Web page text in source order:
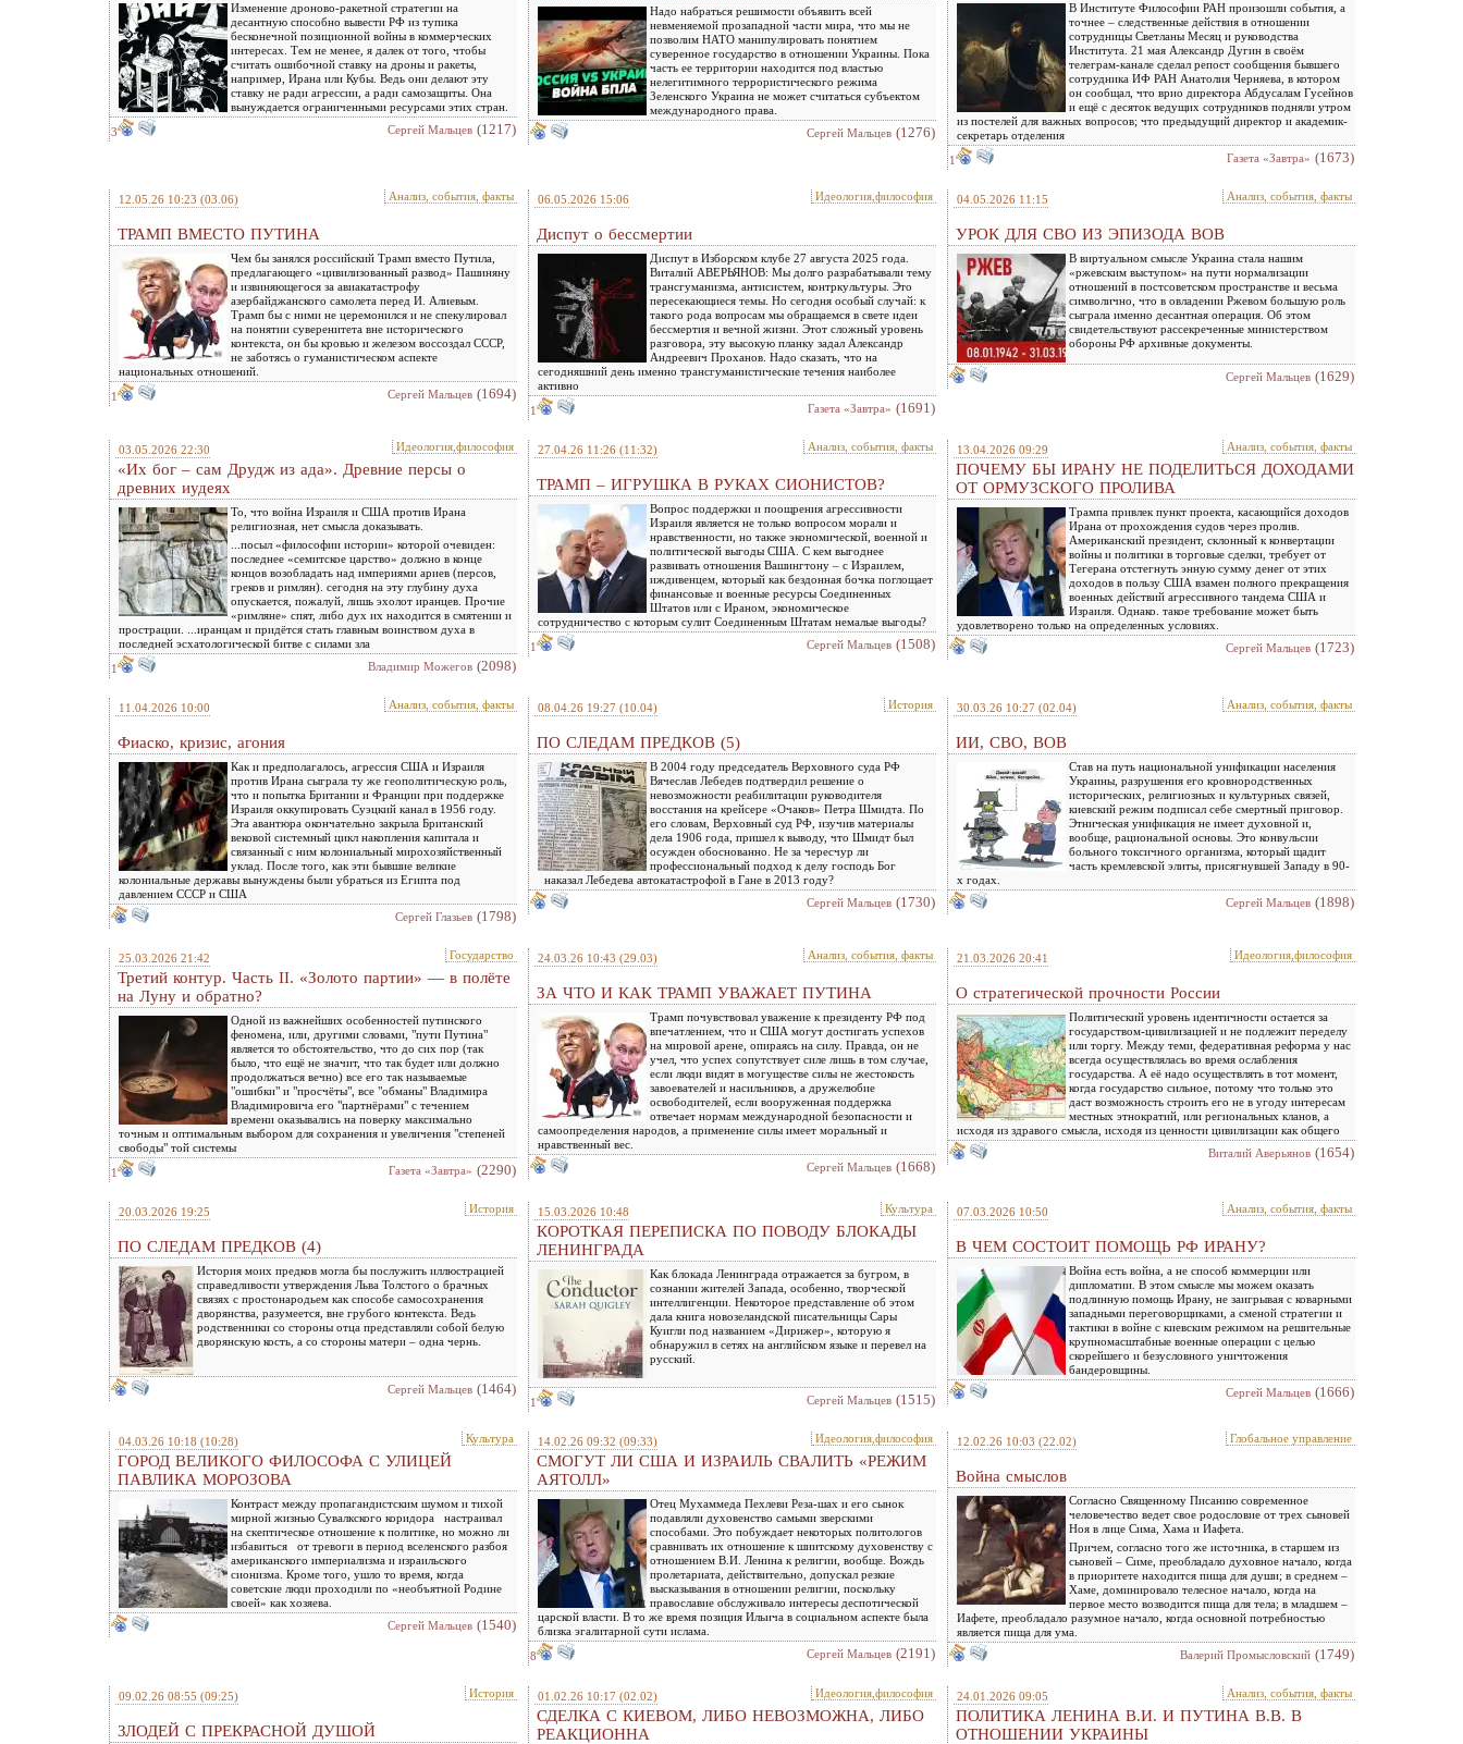
Изменение дроново-ракетной стратегии на
десантную способно вывести РФ из тупика
бесконечной позиционной войны в коммерческих
интересах. Тем не менее, я далек от того, чтобы
считать ошибочной ставку на дроны и ракеты,
например, Ирана или Кубы. Ведь они делают эту
ставку не ради агрессии, а ради самозащиты. Она
вынуждается ограниченными ресурсами этих стран.
3
Сергей Мальцев (1217)
Надо набраться решимости объявить всей
невменяемой прозападной части мира, что мы не
позволим НАТО манипулировать понятием
суверенное государство в отношении Украины. Пока
часть ее территории находится под властью
нелегитимного террористического режима
Зеленского Украина не может считаться субъектом
международного права.
Сергей Мальцев (1276)
В Институте Философии РАН произошли события, а
точнее – следственные действия в отношении
сотрудницы Светланы Месяц и руководства
Института. 21 мая Александр Дугин в своём
телеграм-канале сделал репост сообщения бывшего
сотрудника ИФ РАН Анатолия Черняева, в котором
он сообщал, что врио директора Абдусалам Гусейнов
и ещё с десяток ведущих сотрудников подняли утром
из постелей для важных вопросов; что предыдущий директор и академик-
секретарь отделения
1
Газета «Завтра» (1673)
12.05.26 10:23 (03.06) Анализ, события, факты
ТРАМП ВМЕСТО ПУТИНА
Чем бы занялся российский Трамп вместо Путила,
предлагающего «цивилизованный развод» Пашиняну
и извиняющегося за авиакатастрофу
азербайджанского самолета перед И. Алиевым.
Трамп бы с ними не церемонился и не спекулировал
на понятии суверенитета вне исторического
контекста, он бы кровью и железом воссоздал СССР,
не заботясь о гуманистическом аспекте
национальных отношений.
1
Сергей Мальцев (1694)
06.05.2026 15:06 Идеология,философия
Диспут о бессмертии
Диспут в Изборском клубе 27 августа 2025 года.
Виталий АВЕРЬЯНОВ: Мы долго разрабатывали тему
трансгуманизма, антисистем, контркультуры. Это
пересекающиеся темы. Но сегодня особый случай: к
такого рода вопросам мы обращаемся в свете идеи
бессмертия и вечной жизни. Этот сложный уровень
разговора, эту высокую планку задал Александр
Андреевич Проханов. Надо сказать, что на
сегодняшний день именно трансгуманистические течения наиболее
активно
1
Газета «Завтра» (1691)
04.05.2026 11:15 Анализ, события, факты
УРОК ДЛЯ СВО ИЗ ЭПИЗОДА ВОВ
В виртуальном смысле Украина стала нашим
«ржевским выступом» на пути нормализации
отношений в постсоветском пространстве и весьма
символично, что в овладении Ржевом большую роль
сыграла именно десантная операция. Об этом
свидетельствуют рассекреченные министерством
обороны РФ архивные документы.
Сергей Мальцев (1629)
03.05.2026 22:30 Идеология,философия
«Их бог – сам Друдж из ада». Древние персы о
древних иудеях
То, что война Израиля и США против Ирана
религиозная, нет смысла доказывать.
...посыл «философии истории» которой очевиден:
последнее «семитское царство» должно в конце
концов возобладать над империями ариев (персов,
греков и римлян). сегодня на эту глубину духа
опускается, пожалуй, лишь эхолот иранцев. Прочие
«римляне» спят, либо дух их находится в смятении и
прострации. ...иранцам и придётся стать главным воинством духа в
последней эсхатологической битве с силами зла
1
Владимир Можегов (2098)
27.04.26 11:26 (11:32) Анализ, события, факты
ТРАМП – ИГРУШКА В РУКАХ СИОНИСТОВ?
Вопрос поддержки и поощрения агрессивности
Израиля является не только вопросом морали и
нравственности, но также экономической, военной и
политической выгоды США. С кем выгоднее
развивать отношения Вашингтону – с Израилем,
иждивенцем, который как бездонная бочка поглощает
финансовые и военные ресурсы Соединенных
Штатов или с Ираном, экономическое
сотрудничество с которым сулит Соединенным Штатам немалые выгоды?
1
Сергей Мальцев (1508)
13.04.2026 09:29 Анализ, события, факты
ПОЧЕМУ БЫ ИРАНУ НЕ ПОДЕЛИТЬСЯ ДОХОДАМИ
ОТ ОРМУЗСКОГО ПРОЛИВА
Трампа привлек пункт проекта, касающийся доходов
Ирана от прохождения судов через пролив.
Американский президент, склонный к конвертации
войны и политики в торговые сделки, требует от
Тегерана отстегнуть энную сумму денег от этих
доходов в пользу США взамен полного прекращения
военных действий агрессивного тандема США и
Израиля. Однако. такое требование может быть
удовлетворено только на определенных условиях.
Сергей Мальцев (1723)
11.04.2026 10:00 Анализ, события, факты
Фиаско, кризис, агония
Как и предполагалось, агрессия США и Израиля
против Ирана сыграла ту же геополитическую роль,
что и попытка Британии и Франции при поддержке
Израиля оккупировать Суэцкий канал в 1956 году.
Эта авантюра окончательно закрыла Британский
вековой системный цикл накопления капитала и
связанный с ним колониальный мирохозяйственный
уклад. После того, как эти бывшие великие
колониальные державы вынуждены были убраться из Египта под
давлением СССР и США
Сергей Глазьев (1798)
08.04.26 19:27 (10.04) История
ПО СЛЕДАМ ПРЕДКОВ (5)
В 2004 году председатель Верховного суда РФ
Вячеслав Лебедев подтвердил решение о
невозможности реабилитации руководителя
восстания на крейсере «Очаков» Петра Шмидта. По
его словам, Верховный суд РФ, изучив материалы
дела 1906 года, пришел к выводу, что Шмидт был
осужден обоснованно. Не за чересчур ли
профессиональный подход к делу господь Бог
наказал Лебедева автокатастрофой в Гане в 2013 году?
Сергей Мальцев (1730)
30.03.26 10:27 (02.04) Анализ, события, факты
ИИ, СВО, ВОВ
Став на путь национальной унификации населения
Украины, разрушения его кровнородственных
исторических, религиозных и культурных связей,
киевский режим подписал себе смертный приговор.
Этническая унификация не имеет духовной и,
вообще, рациональной основы. Это конвульсии
больного токсичного организма, который щадит
часть кремлевской элиты, присягнувшей Западу в 90-
х годах.
Сергей Мальцев (1898)
25.03.2026 21:42 Государство
Третий контур. Часть II. «Золото партии» — в полёте
на Луну и обратно?
Одной из важнейших особенностей путинского
феномена, или, другими словами, "пути Путина"
является то обстоятельство, что до сих пор (так
было, что ещё не значит, что так будет или должно
продолжаться вечно) все его так называемые
"ошибки" и "просчёты", все "обманы" Владимира
Владимировича его "партнёрами" с течением
времени оказывались на поверку максимально
точным и оптимальным выбором для сохранения и увеличения "степеней
свободы" той системы
1
Газета «Завтра» (2290)
24.03.26 10:43 (29.03) Анализ, события, факты
ЗА ЧТО И КАК ТРАМП УВАЖАЕТ ПУТИНА
Трамп почувствовал уважение к президенту РФ под
впечатлением, что и США могут достигать успехов
на мировой арене, опираясь на силу. Правда, он не
учел, что успех сопутствует силе лишь в том случае,
если люди видят в могуществе силы не жестокость
завоевателей и насильников, а дружелюбие
освободителей, если вооруженная поддержка
отвечает нормам международной безопасности и
самоопределения народов, а применение силы имеет моральный и
нравственный вес.
Сергей Мальцев (1668)
21.03.2026 20:41 Идеология,философия
О стратегической прочности России
Политический уровень идентичности остается за
государством-цивилизацией и не подлежит переделу
или торгу. Между теми, федеративная реформа у нас
всегда осуществлялась во время ослабления
государства. А её надо осуществлять в тот момент,
когда государство сильное, потому что только это
даст возможность строить его не в угоду интересам
местных этнократий, или региональных кланов, а
исходя из здравого смысла, исходя из ценности цивилизации как общего
Виталий Аверьянов (1654)
20.03.2026 19:25 История
ПО СЛЕДАМ ПРЕДКОВ (4)
История моих предков могла бы послужить иллюстрацией
справедливости утверждения Льва Толстого о брачных
связях с простонародьем как способе самосохранения
дворянства, разумеется, вне грубого контекста. Ведь
родственники со стороны отца представляли собой белую
дворянскую кость, а со стороны матери – одна чернь.
Сергей Мальцев (1464)
15.03.2026 10:48 Культура
КОРОТКАЯ ПЕРЕПИСКА ПО ПОВОДУ БЛОКАДЫ
ЛЕНИНГРАДА
Как блокада Ленинграда отражается за бугром, в
сознании жителей Запада, особенно, творческой
интеллигенции. Некоторое представление об этом
дала книга новозеландской писательницы Сары
Куигли под названием «Дирижер», которую я
обнаружил в сетях на английском языке и перевел на
русский.
1 Сергей Мальцев (1515)
07.03.2026 10:50 Анализ, события, факты
В ЧЕМ СОСТОИТ ПОМОЩЬ РФ ИРАНУ?
Война есть война, а не способ коммерции или
дипломатии. В этом смысле мы можем оказать
подлинную помощь Ирану, не заигрывая с коварными
западными переговорщиками, а сменой стратегии и
тактики в войне с киевским режимом на решительные
крупномасштабные военные операции с целью
скорейшего и безусловного уничтожения
бандеровщины.
Сергей Мальцев (1666)
04.03.26 10:18 (10:28) Культура
ГОРОД ВЕЛИКОГО ФИЛОСОФА С УЛИЦЕЙ
ПАВЛИКА МОРОЗОВА
Контраст между пропагандистским шумом и тихой
мирной жизнью Сувалкского коридора настраивал
на скептическое отношение к политике, но можно ли
избавиться от тревоги в период вселенского разбоя
американского империализма и израильского
сионизма. Кроме того, ушло то время, когда
советские люди проходили по «необъятной Родине
своей» как хозяева.
Сергей Мальцев (1540)
14.02.26 09:32 (09:33) Идеология,философия
СМОГУТ ЛИ США И ИЗРАИЛЬ СВАЛИТЬ «РЕЖИМ
АЯТОЛЛ»
Отец Мухаммеда Пехлеви Реза-шах и его сынок
подавляли духовенство самыми зверскими
способами. Это побуждает некоторых политологов
сравнивать их отношение к шиитскому духовенству с
отношением В.И. Ленина к религии, вообще. Вождь
пролетариата, действительно, допускал резкие
высказывания в отношении религии, поскольку
православие обслуживало интересы деспотической
царской власти. В то же время позиция Ильича в социальном аспекте была
близка эгалитарной сути ислама.
8
Сергей Мальцев (2191)
12.02.26 10:03 (22.02) Глобальное управление
Война смыслов
Согласно Священному Писанию современное
человечество ведет свое родословие от трех сыновей
Ноя в лице Сима, Хама и Иафета.
Причем, согласно того же источника, в старшем из
сыновей – Симе, преобладало духовное начало, когда
в приоритете находится пища для души; в среднем –
Хаме, доминировало телесное начало, когда на
первое место возводится пища для тела; в младшем –
Иафете, преобладало разумное начало, когда основной потребностью
является пища для ума.
Валерий Промысловский (1749)
09.02.26 08:55 (09:25) История
ЗЛОДЕЙ С ПРЕКРАСНОЙ ДУШОЙ
01.02.26 10:17 (02.02) Идеология,философия
СДЕЛКА С КИЕВОМ, ЛИБО НЕВОЗМОЖНА, ЛИБО
РЕАКЦИОННА
24.01.2026 09:05 Анализ, события, факты
ПОЛИТИКА ЛЕНИНА В.И. И ПУТИНА В.В. В
ОТНОШЕНИИ УКРАИНЫ